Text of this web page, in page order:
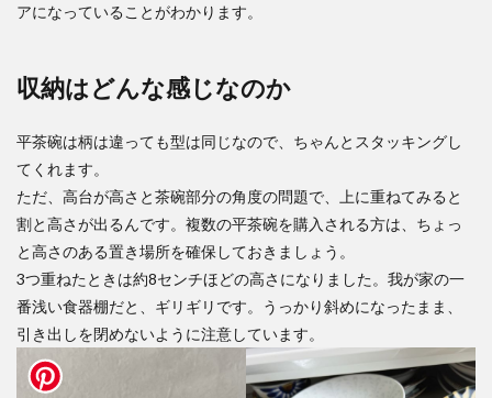
アになっていることがわかります。
収納はどんな感じなのか
平茶碗は柄は違っても型は同じなので、ちゃんとスタッキングし
てくれます。
ただ、高台が高さと茶碗部分の角度の問題で、上に重ねてみると
割と高さが出るんです。複数の平茶碗を購入される方は、ちょっ
と高さのある置き場所を確保しておきましょう。
3つ重ねたときは約8センチほどの高さになりました。我が家の一
番浅い食器棚だと、ギリギリです。うっかり斜めになったまま、
引き出しを閉めないように注意しています。